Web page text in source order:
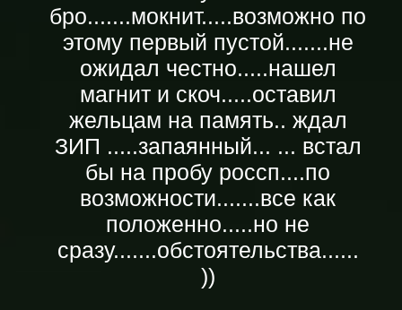
бро.......мокнит.....возможно по
этому первый пустой.......не
ожидал честно.....нашел
магнит и скоч.....оставил
жельцам на память.. ждал
ЗИП .....запаянный... ... встал
бы на пробу россп....по
возможности.......все как
положенно.....но не
сразу.......обстоятельства......
))